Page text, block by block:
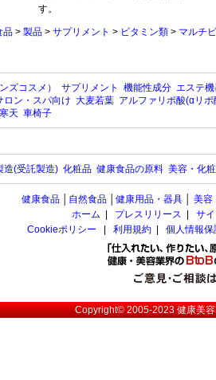
す。
品 > 製品 > サプリメント > ビタミン類 > マルチ
ズコスメ） サプリメント 機能性成分 エステ
ロン・スパ向け 大麦若葉 アルファリポ酸(αリポ
寒天 車椅子
造(受託製造) 化粧品 健康食品の原料 美容・化
健康食品 自然食品 健康用品・器具 美容
ホーム
プレスリリース
サ
Cookieポリシー
利用規約 個人情報
Copyright© 2005-2023健康美